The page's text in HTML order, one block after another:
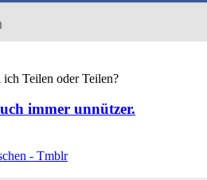
Teilen oder Teilen?
immer unnützer.
- Tmblr